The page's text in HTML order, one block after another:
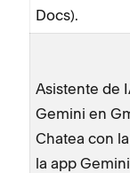
Docs).
Asistente de
Gemini en
Chatea con
la app